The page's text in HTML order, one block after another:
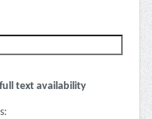
text availability